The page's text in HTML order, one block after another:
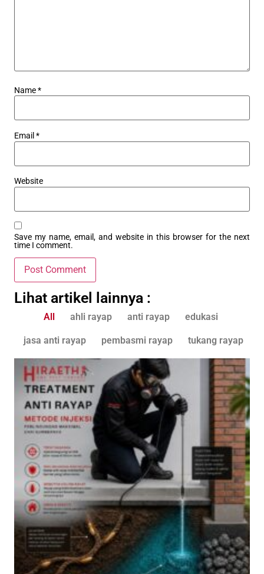
Name*
Email *
Website
Save my name, email, and website in this browser for the next
time I comment.
Lihat artikel lainnya :
All ahli rayap anti rayap edukasi
jasa anti rayap pembasmi rayap tukang rayap